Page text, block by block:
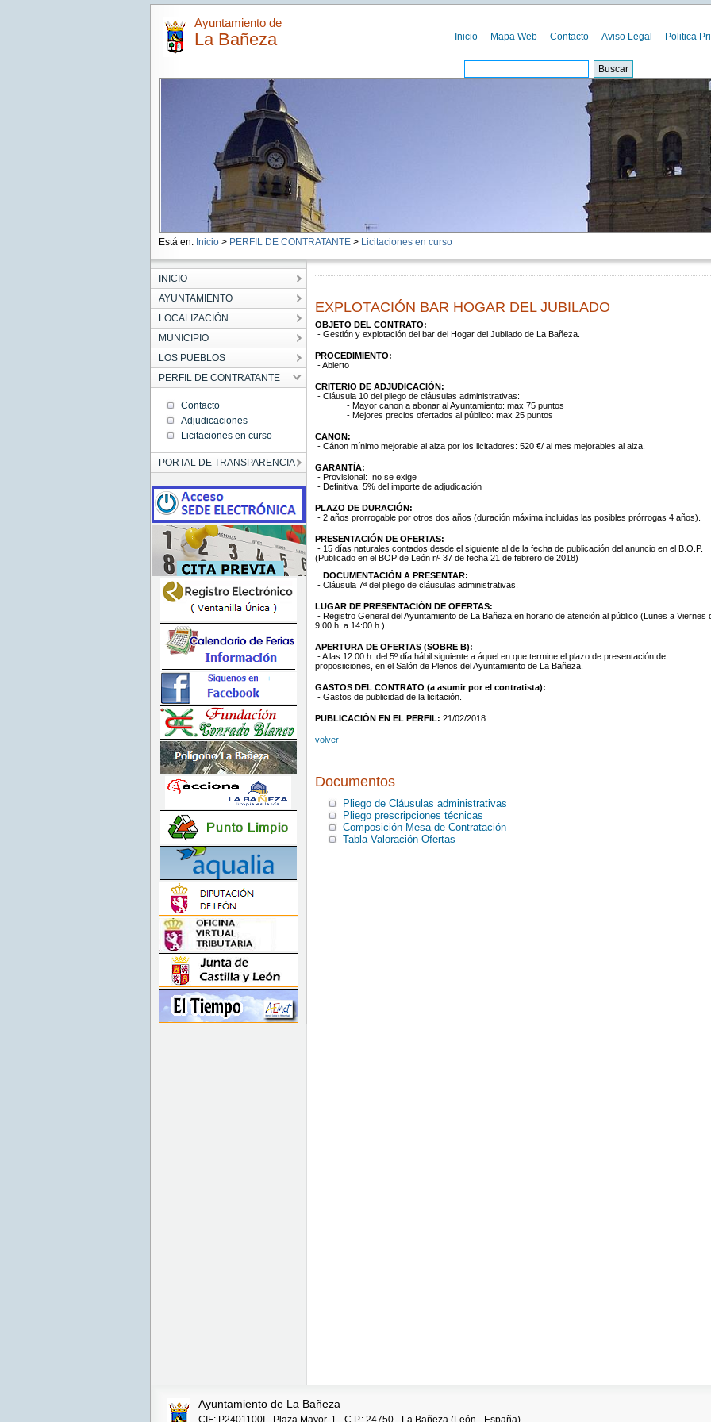
Ayuntamiento de
La Bañeza Inicio Mapa Web Contacto Aviso Legal Politica
Está en: Inicio > PERFIL DE CONTRATANTE> Licitaciones en curso
INICIO
AYUNTAMIENTO
LOCALIZACIÓN
MUNICIPIO
LOS PUEBLOS
PERFIL DE CONTRATANTE
Contacto
Adjudicaciones
Licitaciones en curso
PORTAL DE TRANSPARENCIA
EXPLOTACIÓN BAR HOGAR DEL JUBILADO
OBJETO DEL CONTRATO:
- Gestión y explotación del bar del Hogar del Jubilado de La Bañeza.
PROCEDIMIENTO:
- Abierto
CRITERIO DE ADJUDICACIÓN:
- Cláusula 10 del pliego de cláusulas administrativas:
- Mayor canon a abonar al Ayuntamiento: max 75 puntos
- Mejores precios ofertados al público: max 25 puntos
CANON:
- Cánon mínimo mejorable al alza por los licitadores: 520 €/ al mes mejorables al alza.
GARANTÍA:
- Provisional: no se exige
- Definitiva: 5% del importe de adjudicación
PLAZO DE DURACIÓN:
- 2 años prorrogable por otros dos años (duración máxima incluidas las posibles prórrogas 4 años).
PRESENTACIÓN DE OFERTAS:
- 15 días naturales contados desde el siguiente al de la fecha de publicación del anuncio en el B.O.P.
(Publicado en el BOP de León nº 37 de fecha 21 de febrero de 2018)
DOCUMENTACIÓN A PRESENTAR:
- Cláusula 7ª del pliego de cláusulas administrativas.
LUGAR DE PRESENTACIÓN DE OFERTAS:
- Registro General del Ayuntamiento de La Bañeza en horario de atención al público (Lunes a Viernes
9:00 h. a 14:00 h.)
APERTURA DE OFERTAS (SOBRE B):
- A las 12:00 h. del 5º día hábil siguiente a áquel en que termine el plazo de presentación de
proposiiciones, en el Salón de Plenos del Ayuntamiento de La Bañeza.
GASTOS DEL CONTRATO (a asumir por el contratista):
- Gastos de publicidad de la licitación.
PUBLICACIÓN EN EL PERFIL: 21/02/2018
volver
Documentos
Pliego de Cláusulas administrativas
Pliego prescripciones técnicas
Composición Mesa de Contratación
Tabla Valoración Ofertas
Ayuntamiento de La Bañeza
CIF: P2401100I - Plaza Mayor, 1 - C.P.: 24750 - La Bañeza (León - España)